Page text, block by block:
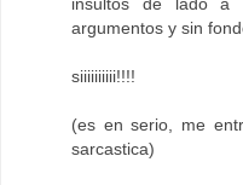
argumentos y sin
siiiiiiiiii!!!!
(es en serio, me
sarcastica)